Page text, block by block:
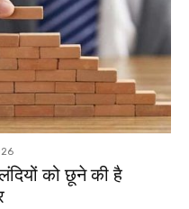
को छूने की है